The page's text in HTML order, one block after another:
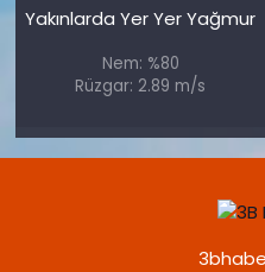
Yakınlarda Yer Yer Yağmur
Nem: %80
Rüzgar: 2.89 m/s